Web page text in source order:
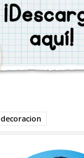
decoracion